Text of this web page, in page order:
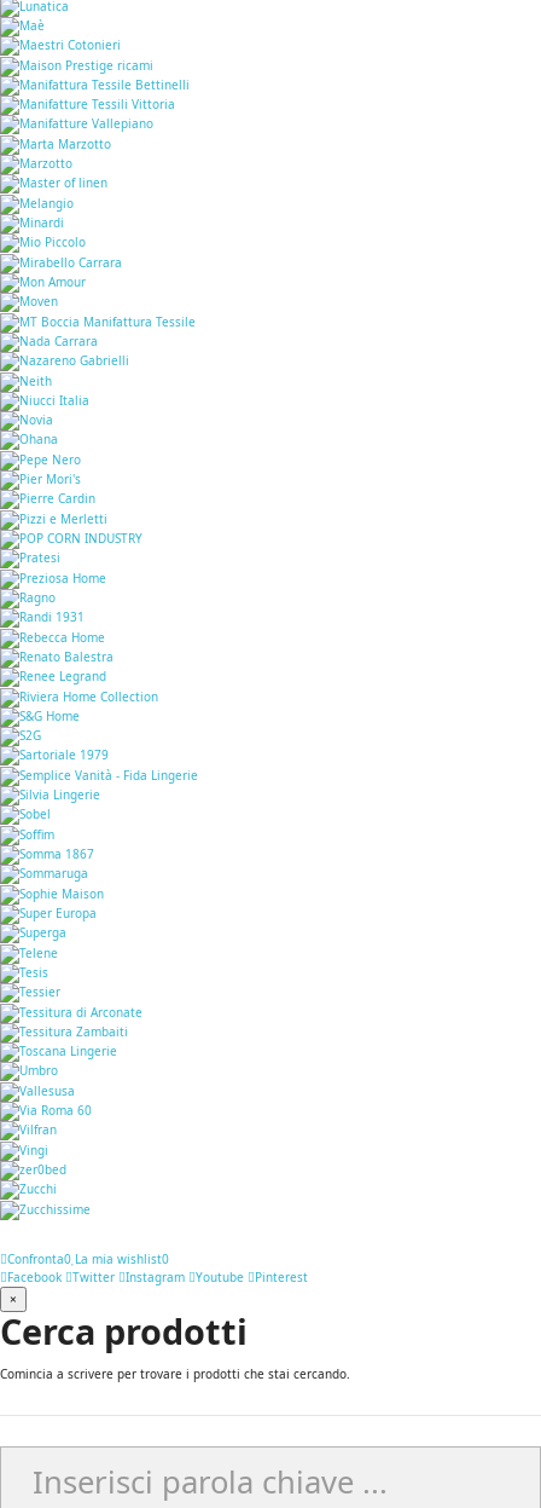
Confronta0 La mia wishlist0
Facebook
Twitter Instagram Youtube
Pinterest
×
Cerca prodotti
Comincia a scrivere per trovare i prodotti che stai cercando.